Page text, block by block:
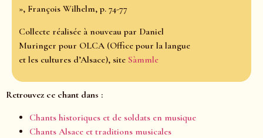
», François Wilhelm, p. 74-77
Collecte réalisée à nouveau par Daniel
Muringer pour OLCA (Office pour la langue
et les cultures d’Alsace), site Sàmmle
Retrouvez ce chant dans :
Chants historiques et de soldats en musique
Chants Alsace et traditions musicales